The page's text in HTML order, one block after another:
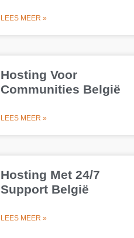
LEES MEER »
Hosting Voor
Communities België
LEES MEER »
Hosting Met 24/7
Support België
LEES MEER »